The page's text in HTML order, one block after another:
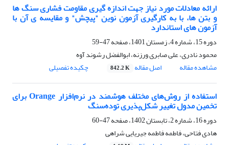
ارائه معادلات مورد نیاز جهت اندازه گیری مقاومت فشاری سنگ ها
و بتن ها، با به کارگیری آزمون نوین "پیچش" و مقایسه ی آن با
آزمون های استاندارد
دوره 15، شماره 4، زمستان 1401، صفحه
47-59
محمود نادری، علی صابری ورزنه، ابوالفضل رشوند آوه
مشاهده مقاله
اصل مقاله 842.2 K چکیده تفصیلی
استفاده از روش‌های مختلف هوشمند در نرم‌افزار Orange برای
تخمین مدول تغییر شکل‌پذیری توده‌سنگ
دوره 16، شماره 2، تابستان 1402، صفحه
47-60
هادی فتاحی، فاطمه فاطمه جیریایی شراهی